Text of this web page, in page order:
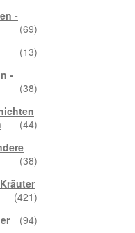
-
(69)
(13)
-
(38)
(44)
(38)
(421)
(94)